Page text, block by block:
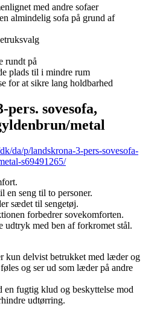
med andre sofaer
almindelig sofa på grund af
rundt på
plads til i mindre rum
for at sikre lang holdbarhed
sovesofa,
metal
da/p/landskrona-3-pers-sovesofa-
s69491265/
en seng til to personer.
sædet til sengetøj.
forbedrer sovekomforten.
udtryk med ben af forkromet stål.
kun delvist betrukket med læder og
og ser ud som læder på andre
fugtig klud og beskyttelse mod
udtørring.